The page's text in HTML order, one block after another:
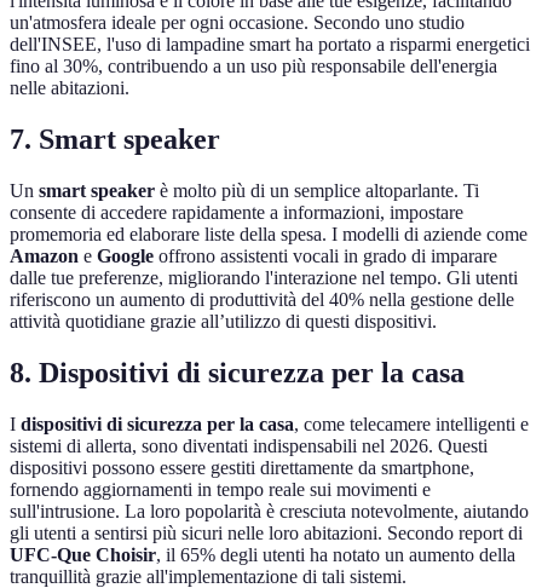
un'atmosfera ideale per ogni occasione. Secondo uno studio
dell'INSEE, l'uso di lampadine smart ha portato a risparmi energetici
fino al 30%, contribuendo a un uso più responsabile dell'energia
nelle abitazioni.
7. Smart speaker
Un smart speaker è molto più di un semplice altoparlante. Ti
consente di accedere rapidamente a informazioni, impostare
promemoria ed elaborare liste della spesa. I modelli di aziende come
Amazon e Google offrono assistenti vocali in grado di imparare
dalle tue preferenze, migliorando l'interazione nel tempo. Gli utenti
riferiscono un aumento di produttività del 40% nella gestione delle
attività quotidiane grazie all’utilizzo di questi dispositivi.
8. Dispositivi di sicurezza per la casa
I dispositivi di sicurezza per la casa, come telecamere intelligenti e
sistemi di allerta, sono diventati indispensabili nel 2026. Questi
dispositivi possono essere gestiti direttamente da smartphone,
fornendo aggiornamenti in tempo reale sui movimenti e
sull'intrusione. La loro popolarità è cresciuta notevolmente, aiutando
gli utenti a sentirsi più sicuri nelle loro abitazioni. Secondo report di
UFC-Que Choisir, il 65% degli utenti ha notato un aumento della
tranquillità grazie all'implementazione di tali sistemi.